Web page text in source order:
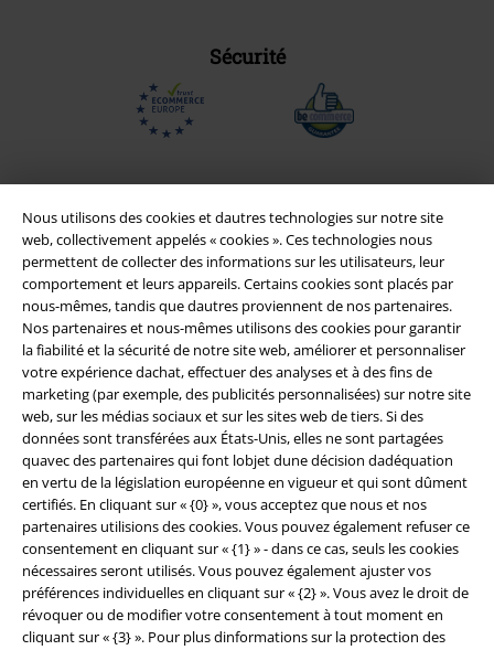
Nous utilisons des cookies et dautres technologies sur notre site
web, collectivement appelés « cookies ». Ces technologies nous
permettent de collecter des informations sur les utilisateurs, leur
comportement et leurs appareils. Certains cookies sont placés par
nous-mêmes, tandis que dautres proviennent de nos partenaires.
Nos partenaires et nous-mêmes utilisons des cookies pour garantir
la fiabilité et la sécurité de notre site web, améliorer et personnaliser
votre expérience dachat, effectuer des analyses et à des fins de
marketing (par exemple, des publicités personnalisées) sur notre site
web, sur les médias sociaux et sur les sites web de tiers. Si des
données sont transférées aux États-Unis, elles ne sont partagées
quavec des partenaires qui font lobjet dune décision dadéquation
en vertu de la législation européenne en vigueur et qui sont dûment
certifiés. En cliquant sur « {0} », vous acceptez que nous et nos
partenaires utilisions des cookies. Vous pouvez également refuser ce
consentement en cliquant sur « {1} » - dans ce cas, seuls les cookies
nécessaires seront utilisés. Vous pouvez également ajuster vos
préférences individuelles en cliquant sur « {2} ». Vous avez le droit de
révoquer ou de modifier votre consentement à tout moment en
cliquant sur « {3} ». Pour plus dinformations sur la protection des
Sécurité
Légal
Conditions générales
Éditeur
Clauses de confidentialité
Élimination des déchets et protection de l'environnement
Déclaration de Conformité